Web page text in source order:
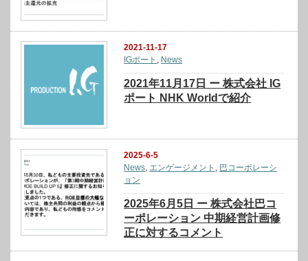
2021-11-17
IGポート , News
2021年11月17日 ー 株式会社 IG
ポート NHK Worldで紹介
2025-6-5
News エンゲージメント
巴コーポレーシ
ョン
2025年6月5日 ー 株式会社巴コ
ーポレーション 中期経営計画修
正に対するコメント